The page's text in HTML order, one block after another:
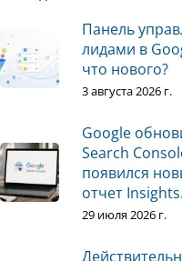
Панель
лидами в
что нового?
3 августа 2026 г.
Google
Search
появился
отчет Insights.
29 июля 2026 г.